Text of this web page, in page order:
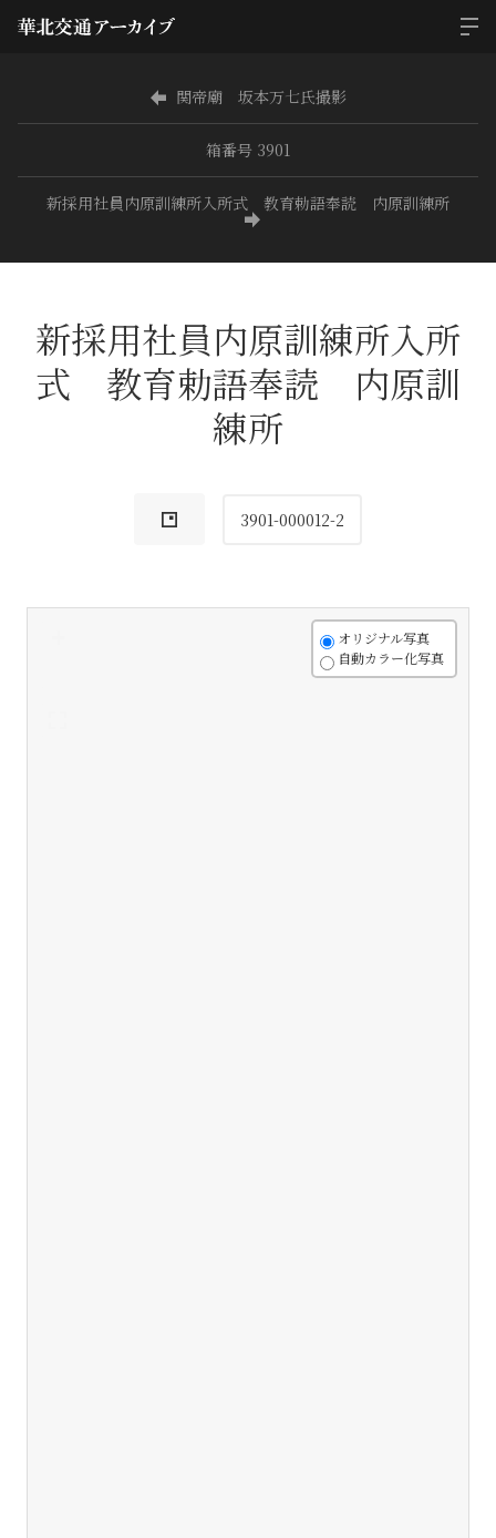
関帝廟 坂本万七氏撮影
箱番号 3901
新採用社員内原訓練所入所式 教育勅語奉読 内原訓練所
新採用社員内原訓練所入所
式 教育勅語奉読 内原訓
練所
3901-000012-2
オリジナル写真
自動カラー化写真